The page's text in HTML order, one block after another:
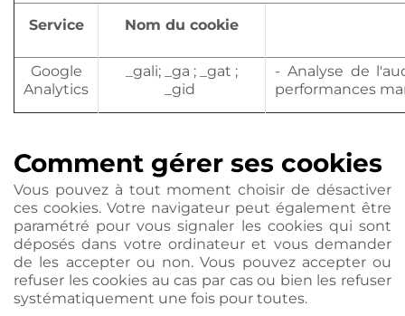
Service Nom du cookie
Google
Analytics
_gali; _ga ; _gat ;
_gid
- Analyse de
performances
Comment gérer ses cookies
Vous pouvez à tout moment choisir de désactiver
ces cookies. Votre navigateur peut également être
paramétré pour vous signaler les cookies qui sont
déposés dans votre ordinateur et vous demander
de les accepter ou non. Vous pouvez accepter ou
refuser les cookies au cas par cas ou bien les refuser
systématiquement une fois pour toutes.